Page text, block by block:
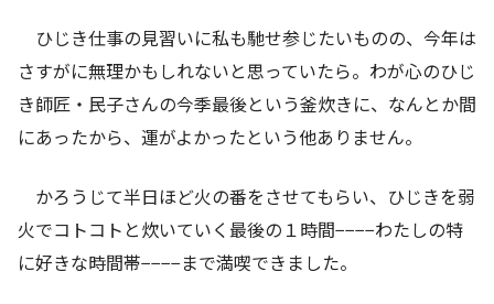
ひじき仕事の見習いに私も馳せ参じたいものの、今年は
さすがに無理かもしれないと思っていたら。わが心のひじ
き師匠・民子さんの今季最後という釜炊きに、なんとか間
にあったから、運がよかったという他ありません。
かろうじて半日ほど火の番をさせてもらい、ひじきを弱
火でコトコトと炊いていく最後の１時間−−−−わたしの特
に好きな時間帯−−−−まで満喫できました。